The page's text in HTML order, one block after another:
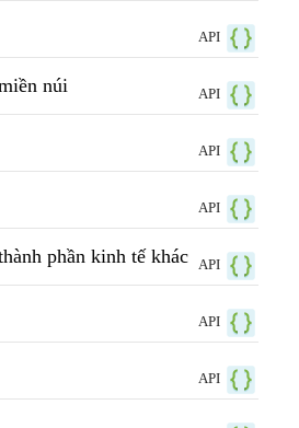
API
núi API
API
API
phần kinh tế khác API
API
API